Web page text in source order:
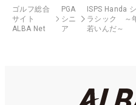
ゴルフ総合
サイト
ALBA Net
PGA
シニ
ア
ISPS Handa
ラシック ～
若いんだ～